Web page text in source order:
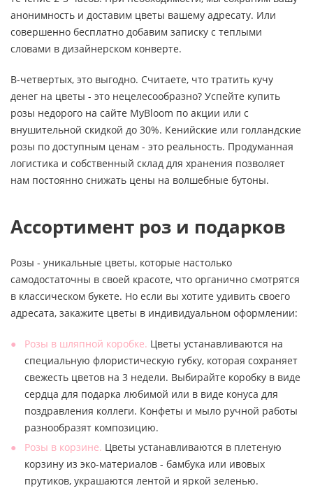
анонимность и доставим цветы вашему адресату. Или
совершенно бесплатно добавим записку с теплыми
словами в дизайнерском конверте.
В-четвертых, это выгодно. Считаете, что тратить кучу
денег на цветы - это нецелесообразно? Успейте купить
розы недорого на сайте MyBloom по акции или с
внушительной скидкой до 30%. Кенийские или голландские
розы по доступным ценам - это реальность. Продуманная
логистика и собственный склад для хранения позволяет
нам постоянно снижать цены на волшебные бутоны.
Ассортимент роз и подарков
Розы - уникальные цветы, которые настолько
самодостаточны в своей красоте, что органично смотрятся
в классическом букете. Но если вы хотите удивить своего
адресата, закажите цветы в индивидуальном оформлении:
Розы в шляпной коробке. Цветы устанавливаются на
специальную флористическую губку, которая сохраняет
свежесть цветов на 3 недели. Выбирайте коробку в виде
сердца для подарка любимой или в виде конуса для
поздравления коллеги. Конфеты и мыло ручной работы
разнообразят композицию.
Розы в корзине. Цветы устанавливаются в плетеную
корзину из эко-материалов - бамбука или ивовых
прутиков, украшаются лентой и яркой зеленью.